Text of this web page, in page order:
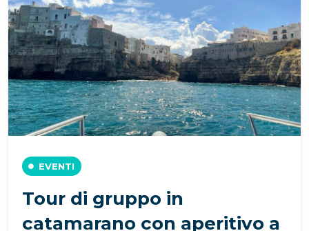
EVENTI
Tour di gruppo in
catamarano con aperitivo a